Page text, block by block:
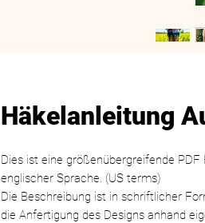
Häkelanleitung
Dies ist eine größenübergreifende
englischer Sprache. (US terms)
Die Beschreibung ist in schriftlicher
die Anfertigung des Designs anhand